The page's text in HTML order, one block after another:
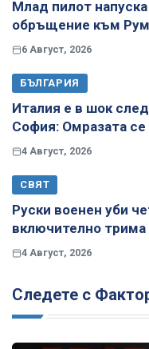
Млад пилот
обръщение към
6 Август, 2026
БЪЛГАРИЯ
Италия е в шок
София: Омразата се
4 Август, 2026
СВЯТ
Руски военен уби
включително трима
4 Август, 2026
Следете с